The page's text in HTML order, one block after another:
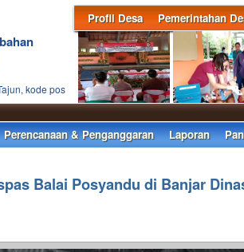
Profil Desa Pemerintahan
kode pos
Perencanaan & Penganggaran Laporan
Balai Posyandu di Banjar